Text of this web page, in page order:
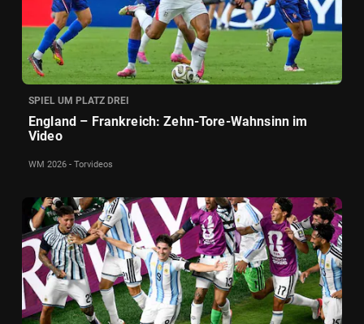
SPIEL UM PLATZ DREI
England – Frankreich: Zehn-Tore-Wahnsinn im
Video
WM 2026 - Torvideos